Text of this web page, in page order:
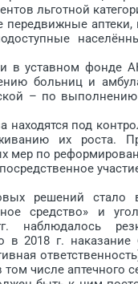
льготной
аптеки,
уставном фонде
больниц и
– по выполнению
под
их роста.
мер по
стало
средство» и
наблюдалось
в 2018 г.
числе